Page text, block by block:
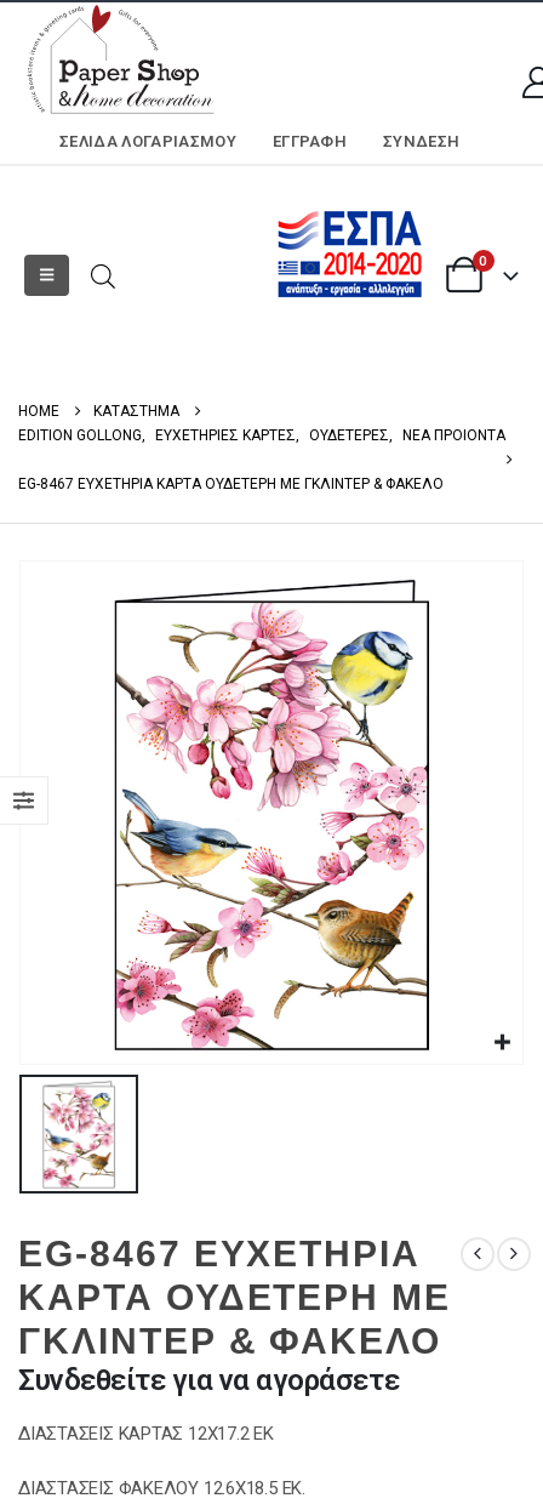
ΣΕΛΊΔΑ ΛΟΓΑΡΙΑΣΜΟΎ ΕΓΓΡΑΦΗ ΣΎΝΔΕΣΗ
0
HOME
ΚΑΤΑΣΤΗΜΑ
EDITION GOLLONG
ΕΥΧΕΤΗΡΙΕΣ ΚΑΡΤΕΣ ΟΥΔΕΤΕΡΕΣ ΝΕΑ ΠΡΟΙΟΝΤΑ
EG-8467 ΕΥΧΕΤΗΡΙΑ ΚΑΡΤΑ ΟΥΔΕΤΕΡΗ ΜΕ ΓΚΛΙΝΤΕΡ & ΦΑΚΕΛΟ
EG-8467 ΕΥΧΕΤΗΡΙΑ
ΚΑΡΤΑ ΟΥΔΕΤΕΡΗ ΜΕ
ΓΚΛΙΝΤΕΡ & ΦΑΚΕΛΟ
Συνδεθείτε για να αγοράσετε
ΔΙΑΣΤΑΣΕΙΣ ΚΑΡΤΑΣ 12Χ17.2 ΕΚ
ΔΙΑΣΤΑΣΕΙΣ ΦΑΚΕΛΟΥ 12.6Χ18.5 ΕΚ.